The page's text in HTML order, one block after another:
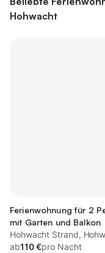
Hohwacht
Ferienwohnung für 2
mit Garten und Balkon
Hohwacht Strand,
ab110 €pro Nacht